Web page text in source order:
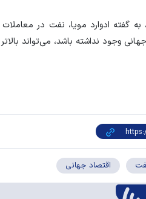
به گفته ادوارد مویا، نفت در
وجود نداشته باشد، می‌تواند بالاتر
اقتصاد جهانی